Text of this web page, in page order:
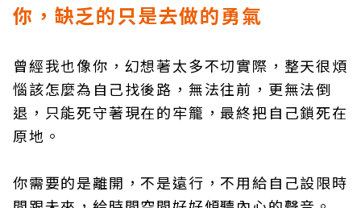
你，缺乏的只是去做的勇氣
曾經我也像你，幻想著太多不切實際，整天很煩
惱該怎麼為自己找後路，無法往前，更無法倒
退，只能死守著現在的牢籠，最終把自己鎖死在
原地。
你需要的是離開，不是遠行，不用給自己設限時